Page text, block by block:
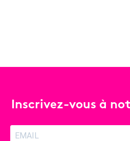
Inscrivez-vous à